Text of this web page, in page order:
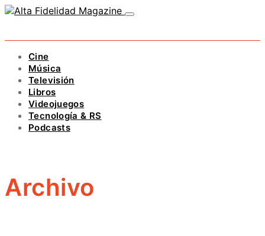
Cine
Música
Televisión
Libros
Videojuegos
Tecnología & RS
Podcasts
Archivo